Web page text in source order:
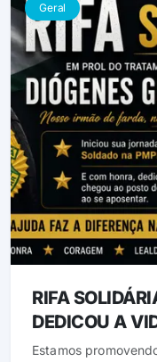
Geral
RIFA SOLIDÁRIA AJUDE QUEM
DEDICOU A
Estamos